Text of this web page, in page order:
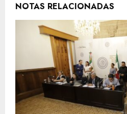
NOTAS RELACIONADAS